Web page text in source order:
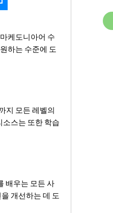
케도니아어 수
하는 수준에 도
지 모든 레벨의
소스는 또한 학습
배우는 모든 사
개선하는 데 도